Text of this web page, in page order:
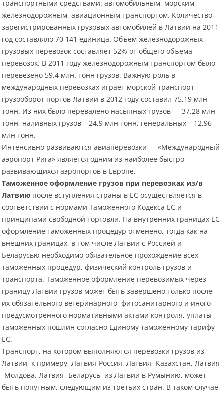
транспортными средствами: автомобильным, морским,
железнодорожным, авиационным транспортом. Количество
зарегистрированных грузовых автомобилей в Латвии на 2011
год составляло 70 141 единица. Объем железнодорожных
грузовых перевозок составляет 52% от общего объема
перевозок. В 2011 году железнодорожным транспортом было
перевезено 59,4 млн. тонн грузов. Важную роль в
международных перевозках играет морской транспорт —
грузооборот портов Латвии в 2012 году составил 75,19 млн
тонн. Из них было перевалено насыпных грузов — 37,28 млн
тонн, наливных грузов – 24,9 млн тонн, генеральных – 12,96
млн тонн.
Интенсивно развиваются авиаперевозки — «Международный
аэропорт Рига» является одним из наиболее быстро
развивающихся аэропортов в Европе.
Таможенное оформление грузов при перевозках из/в
Латвию после вступления страны в ЕС осуществляется в
соответствии с нормами Таможенного Кодекса ЕС и
принципами свободной торговли. На внутренних границах ЕС
оформление таможенных процедур отменено, тогда как на
внешних границах, в том числе Латвии с Россией и
Беларусью необходимо обязательное прохождение всех
таможенных процедур, физический контроль грузов и
транспорта. Таможенное оформление перевозимых через
границу Латвии грузов может быть завершено только после
их обязательного ветеринарного, фитосанитарного и иного
предусмотренного нормативными актами контроля, уплаты
таможенных пошлин согласно Единому таможенному тарифу
ЕС.
Транспорт, на котором выполняются перевозки грузов из
Латвии, к примеру, Латвия-Россия, Латвия -Казахстан, Латвия
-Молдова, Латвия -Беларусь, из Латвии в Румынию, может
быть попутным, следующим из третьих стран. В таком случае